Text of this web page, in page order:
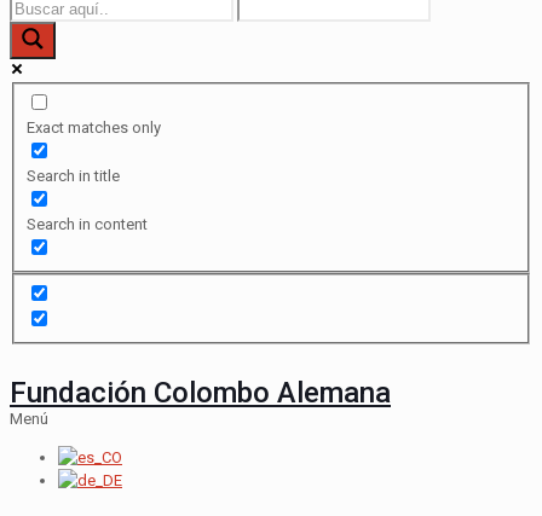
Exact matches only
Search in title
Search in content
Fundación Colombo Alemana
Menú